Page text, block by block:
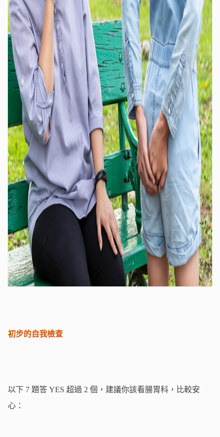
初步的自我檢查
以下 7 題答 YES 超過 2 個，建議你該看腸胃科，比較安
心：